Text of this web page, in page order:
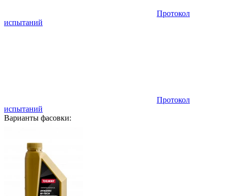
Протокол
испытаний
Протокол
испытаний
Варианты фасовки: